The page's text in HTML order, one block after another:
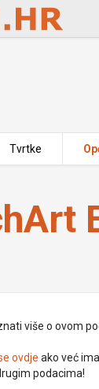
Tvrtke
j.d.o.o.
više o ovom
ovdje ako već
podacima!